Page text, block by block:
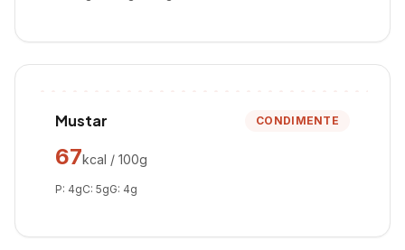
Mustar CONDIMENTE
67kcal / 100g
P: 4gC: 5gG: 4g